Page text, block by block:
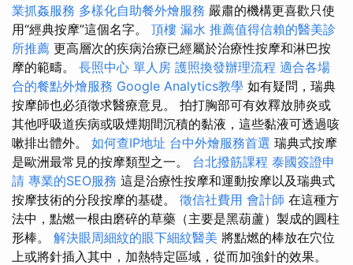
業抓姦服務 多樣化自助餐外燴服務 嚴肅的機構更喜歡只使
用“經典按摩”這個名字。 頂樓 漏水 推薦值得信賴的醫美診
所推薦 更高層次的疾病治療已經屬於治療性按摩和淋巴按
摩的範疇。 長照中心 單人房 護照換發辦理流程 適合各場
合的餐點外燴服務 Google Analytics教學 如有疑問，瑞典
按摩師也必須徵求醫療意見。 拍打胸部可有效釋放肺炎或
其他呼吸道疾病或吸煙期間沉積的黏液，這些黏液可透過咳
嗽排出體外。 如何查IP地址 台中外燴服務首選 瑞典式按摩
是歐洲最常見的按摩類型之一。 台北撥筋課程 泰國簽證申
請 專業的SEO服務 這是治療性按摩和運動按摩以及瑞典式
按摩技術的分段按摩的基礎。 徵信社費用 會計師 在這種方
法中，點燃一根由磨碎的草藥（主要是黑葫蘆）製成的圓柱
形棒。 解決眼周細紋的眼下細紋醫美 將點燃的棒放在穴位
上或將針插入其中，加熱特定區域，從而加強針的效果。